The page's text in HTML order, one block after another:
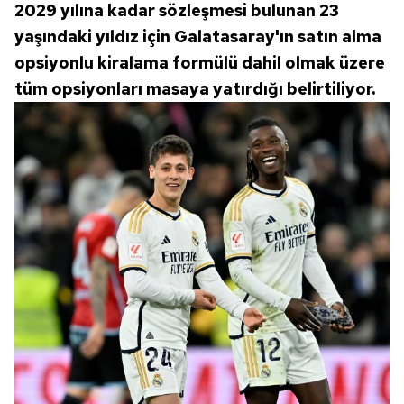
Çerezlere ilişkin tercihlerinizi aşağıda yer alan panel
vasıtasıyla belirleyebilirsiniz. Çerezlere ilişkin detaylı bilgi
için Ayarlar butonuna tıklayabilir,Çerez Bilgilendirme
Metnimiziziyaret edebilirsiniz.
6698 sayılı Kişisel Verilerin Korunması Kanunu uyarınca
hazırlanmış Aydınlatma Metnimizi okumak ve sitemizde
ilgili mevzuata uygun olarak kullanılan çerezlerle ilgili bilgi
almak için lütfentıklayınız
2029 yılına kadar sözleşmesi bulunan 23
yaşındaki yıldız için Galatasaray'ın satın alma
opsiyonlu kiralama formülü dahil olmak üzere
tüm opsiyonları masaya yatırdığı belirtiliyor.